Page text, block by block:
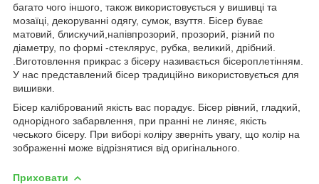
багато чого іншого, також використовується у вишивці та
мозаїці, декоруванні одягу, сумок, взуття. Бісер буває
матовий, блискучий,напівпрозорий, прозорий, різний по
діаметру, по формі -стеклярус, рубка, великий, дрібний.
.Виготовлення прикрас з бісеру називається бісероплетінням.
У нас представлений бісер традиційно використовується для
вишивки.
Бісер калібрований якість вас порадує. Бісер рівний, гладкий,
однорідного забарвлення, при пранні не линяє, якість
чеського бісеру. При виборі коліру зверніть увагу, що колір на
зображенні може відрізнятися від оригінального.
Приховати